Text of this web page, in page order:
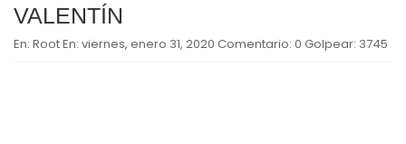
VALENTÍN
En: RootEn: viernes, enero 31, 2020 Comentario: 0 Golpear: 3745